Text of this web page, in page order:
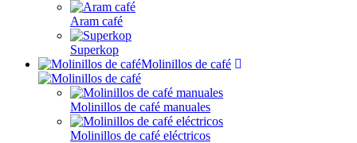
Aram café
Superkop
Molinillos de café
Molinillos de café manuales
Molinillos de café eléctricos